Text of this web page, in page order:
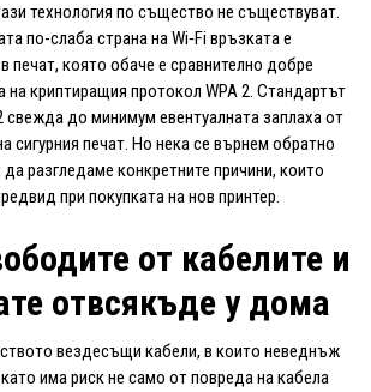
технология по същество не съществуват.
по-слаба страна на Wi‑Fi връзката е
печат, която обаче е сравнително добре
криптиращия протокол WPA 2. Стандартът
свежда до минимум евентуалната заплаха от
сигурния печат. Но нека се върнем обратно
да разгледаме конкретните причини, които
при покупката на нов принтер.
от кабелите и
отвсякъде у дома
вездесъщи кабели, в които неведнъж
има риск не само от повреда на кабела